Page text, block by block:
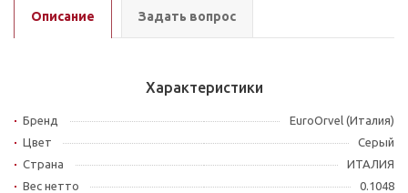
Описание Задать вопрос
Характеристики
Бренд
EuroOrvel (Италия)
Цвет
Серый
Страна
ИТАЛИЯ
Вес нетто
0.1048